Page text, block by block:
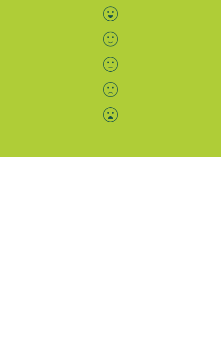
Bewertung auswählen